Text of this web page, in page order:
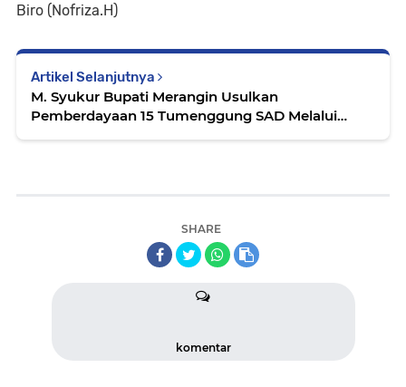
Biro (Nofriza.H)
Artikel Selanjutnya
M. Syukur Bupati Merangin Usulkan
Pemberdayaan 15 Tumenggung SAD Melalui
SHARE
komentar